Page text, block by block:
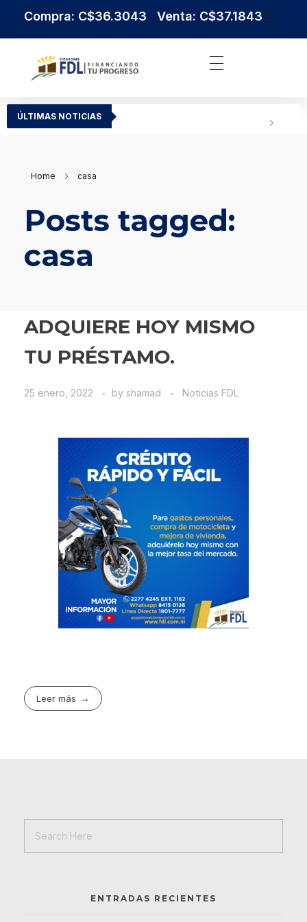
Compra: C$36.3043 Venta: C$37.1843
ÚLTIMAS NOTICIAS
Home casa
Posts tagged:
casa
ADQUIERE HOY MISMO
TU PRÉSTAMO.
25 enero, 2022 by shamad Noticias FDL
Leer más
ENTRADAS RECIENTES